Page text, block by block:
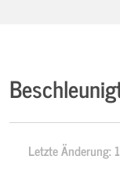
Letzte Änderung: